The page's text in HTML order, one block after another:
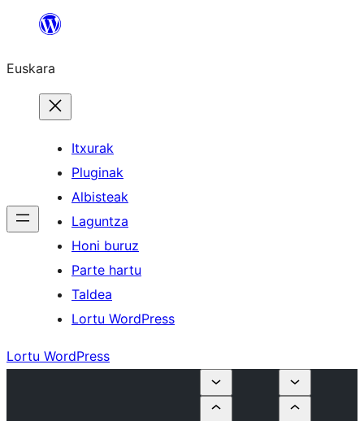
Euskara
Itxurak
Pluginak
Albisteak
Laguntza
Honi buruz
Parte hartu
Taldea
Lortu WordPress
Lortu WordPress